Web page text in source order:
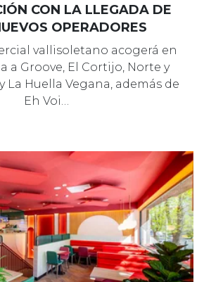
CON LA LLEGADA DE
OPERADORES
vallisoletano acogerá en
a Groove, El Cortijo, Norte y
La Huella Vegana, además de
Eh Voi…